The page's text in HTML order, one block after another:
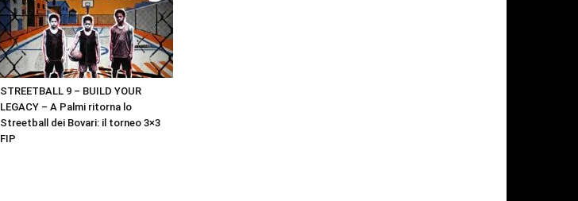
STREETBALL 9 – BUILD YOUR
LEGACY – A Palmi ritorna lo
Streetball dei Bovari: il torneo 3×3
FIP